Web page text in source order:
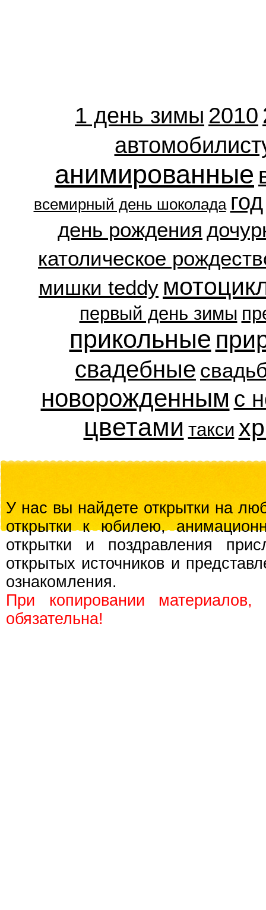
1 день зимы 2010
анимированные
всемирный день шоколада год
день рождения
католическое
мишки teddy
первый день зимы
прикольные
свадебные
новорожденным с
цветами такси
У нас вы найдете открытки на
открытки к юбилею,
открытки и поздравления
открытых источников и
ознакомления.
При копировании
обязательна!